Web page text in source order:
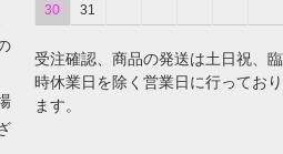
30
31
受注確認、商品の発送は土日祝、臨
時休業日を除く営業日に行っており
ます。